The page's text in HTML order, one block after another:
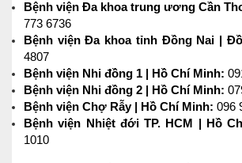
Bệnh viện Đa khoa trung ương Cần
773 6736
Bệnh viện Đa khoa tỉnh Đồng Nai |
4807
Bệnh viện Nhi đồng 1 | Hồ Chí Minh:
Bệnh viện Nhi đồng 2 | Hồ Chí Minh:
Bệnh viện Chợ Rẫy | Hồ Chí Minh: 096
Bệnh viện Nhiệt đới TP. HCM | Hồ
1010